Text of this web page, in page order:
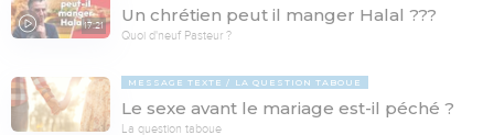
17:21
Un chrétien peut il manger Halal ???
Quoi d'neuf Pasteur ?
MESSAGE TEXTE LA QUESTION TABOUE
Le sexe avant le mariage est-il péché ?
La question taboue